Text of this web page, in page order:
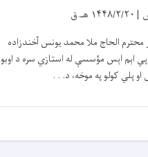
| ۱۴۴۸/۲/۲۰ هـ.ق
محترم الحاج ملا محمد یونس آخندزاده
اېم اېس مؤسسې له استازي سره د اوبو
او پلي کولو په موخه، د. . .